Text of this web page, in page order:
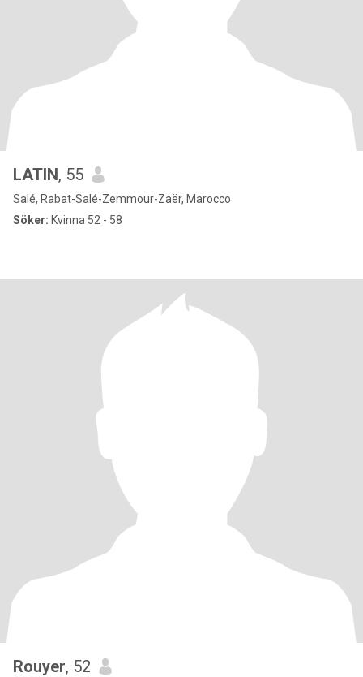
LATIN, 55
Salé, Rabat-Salé-Zemmour-Zaër, Marocco
Söker: Kvinna 52 - 58
Rouyer, 52